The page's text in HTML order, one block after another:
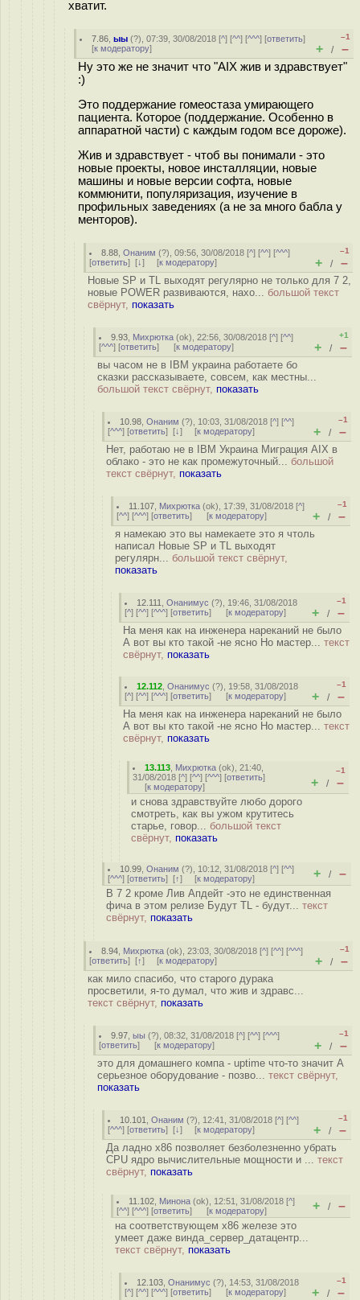
хватит.
7.86 ,ыы (?), 07:39, 30/08/2018 [^] [^^] [^^^] [ответить]
[к модератору]
–1
+ / –
Ну это же не значит что "AIX жив и здравствует"
:)
Это поддержание гомеостаза умирающего
пациента. Которое (поддержание. Особенно в
аппаратной части) с каждым годом все дороже).
Жив и здравствует - чтоб вы понимали - это
новые проекты, новое инсталляции, новые
машины и новые версии софта, новые
коммюнити, популяризация, изучение в
профильных заведениях (а не за много бабла у
менторов).
8.88 ,Онаним (?), 09:56, 30/08/2018 [^] [^^] [^^^]
[ответить] [↓] [к модератору]
–1
+ / –
Новые SP и TL выходят регулярно не только для 7 2,
новые POWER развиваются, нахо... большой текст
свёрнут, показать
9.93 Михрютка (ok), 22:56, 30/08/2018 [^] [^^]
[^^^] [ответить] [к модератору]
+1
+ / –
вы часом не в IBM украина работаете бо
сказки рассказываете, совсем, как местны...
большой текст свёрнут, показать
10.98 ,Онаним (?), 10:03, 31/08/2018 [^] [^^]
[^^^] [ответить] [↓] [к модератору]
–1
+ / –
Нет, работаю не в IBM Украина Миграция AIX в
облако - это не как промежуточный... большой
текст свёрнут, показать
11.107 Михрютка (ok), 17:39, 31/08/2018 [^]
[^^] [^^^] [ответить] [к модератору]
–1
+ / –
я намекаю это вы намекаете это я чтоль
написал Новые SP и TL выходят
регулярн... большой текст свёрнут,
показать
12.111 ,Онанимус (?), 19:46, 31/08/2018
[^] [^^] [^^^] [ответить] [к модератору]
–1
+ / –
На меня как на инженера нареканий не было
А вот вы кто такой -не ясно Но мастер... текст
свёрнут, показать
12.112 ,Онанимус (?), 19:58, 31/08/2018
[^] [^^] [^^^] [ответить] [к модератору]
–1
+ / –
На меня как на инженера нареканий не было
А вот вы кто такой -не ясно Но мастер... текст
свёрнут, показать
13.113 Михрютка (ok), 21:40,
31/08/2018 [^] [^^] [^^^] [ответить]
[к модератору]
–1
+ / –
и снова здравствуйте любо дорого
смотреть, как вы ужом крутитесь
старье, говор... большой текст
свёрнут, показать
10.99 ,Онаним (?), 10:12, 31/08/2018 [^] [^^]
[^^^] [ответить] [↑] [к модератору] + / –
В 7 2 кроме Лив Апдейт -это не единственная
фича в этом релизе Будут TL - будут... текст
свёрнут, показать
8.94 Михрютка (ok), 23:03, 30/08/2018 [^] [^^] [^^^]
[ответить] [↑] [к модератору]
–1
+ / –
как мило спасибо, что старого дурака
просветили, я-то думал, что жив и здравс...
текст свёрнут, показать
9.97 ,ыы (?), 08:32, 31/08/2018 [^] [^^] [^^^]
[ответить] [к модератору]
–1
+ / –
это для домашнего компа - uptime что-то значит А
серьезное оборудование - позво... текст свёрнут,
показать
10.101 ,Онаним (?), 12:41, 31/08/2018 [^] [^^]
[^^^] [ответить] [↓] [к модератору]
–1
+ / –
Да ладно x86 позволяет безболезненно убрать
CPU ядро вычислительные мощности и ... текст
свёрнут, показать
11.102 Минона (ok), 12:51, 31/08/2018 [^]
[^^] [^^^] [ответить] [к модератору] + / –
на соответствующем х86 железе это
умеет даже винда_сервер_датацентр...
текст свёрнут, показать
12.103 ,Онанимус (?), 14:53, 31/08/2018
[^] [^^] [^^^] [ответить] [к модератору]
–1
+ / –